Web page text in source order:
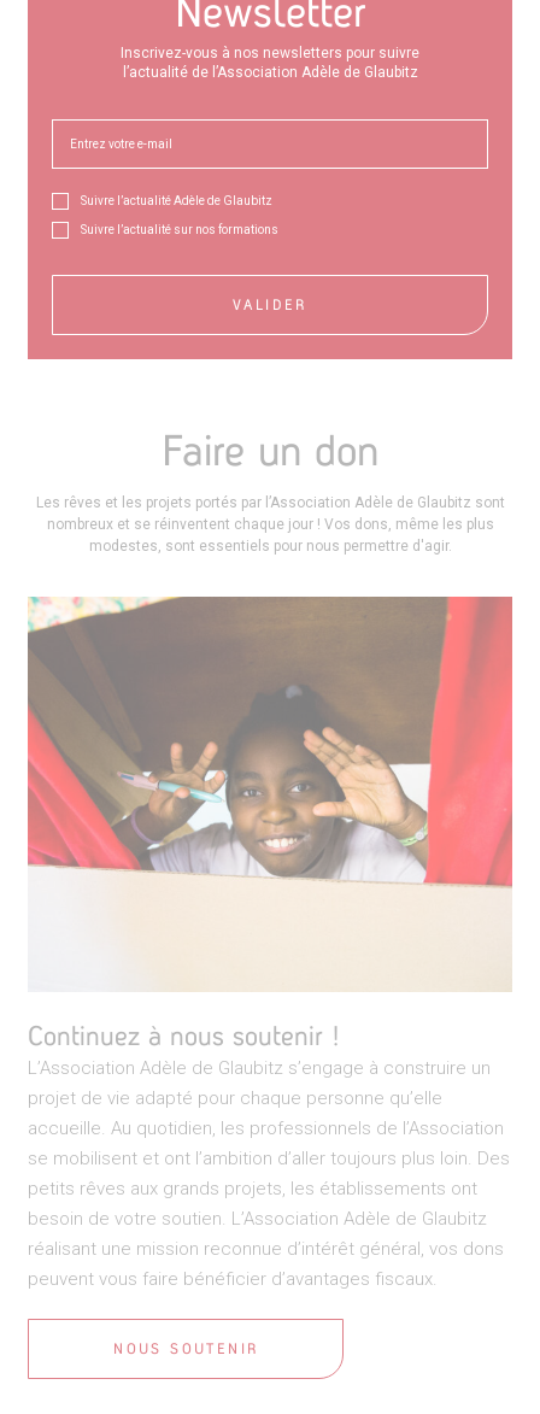
Newsletter
Inscrivez-vous à nos newsletters pour suivre
l’actualité de l’Association Adèle de Glaubitz
Suivre l’actualité Adèle de Glaubitz
Suivre l’actualité sur nos formations
VALIDER
Faire un don
Les rêves et les projets portés par l’Association Adèle de Glaubitz sont
nombreux et se réinventent chaque jour ! Vos dons, même les plus
modestes, sont essentiels pour nous permettre d'agir.
Continuez à nous soutenir !
L’Association Adèle de Glaubitz s’engage à construire un
projet de vie adapté pour chaque personne qu’elle
accueille. Au quotidien, les professionnels de l’Association
se mobilisent et ont l’ambition d’aller toujours plus loin. Des
petits rêves aux grands projets, les établissements ont
besoin de votre soutien. L’Association Adèle de Glaubitz
réalisant une mission reconnue d’intérêt général, vos dons
peuvent vous faire bénéficier d’avantages fiscaux.
NOUS SOUTENIR